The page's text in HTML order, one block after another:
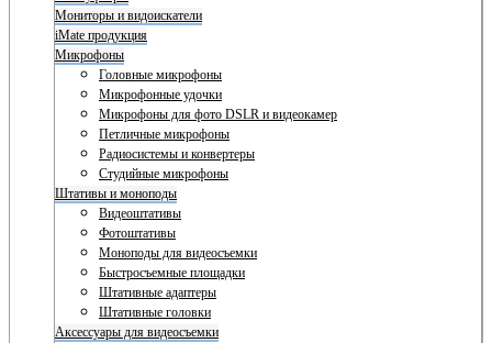
Мониторы и видоискатели
iMate продукция
Микрофоны
Головные микрофоны
Микрофонные удочки
Микрофоны для фото DSLR и видеокамер
Петличные микрофоны
Радиосистемы и конвертеры
Студийные микрофоны
Штативы и моноподы
Видеоштативы
Фотоштативы
Моноподы для видеосъемки
Быстросъемные площадки
Штативные адаптеры
Штативные головки
Аксессуары для видеосъемки